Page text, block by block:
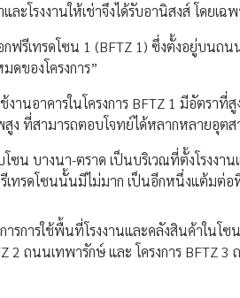
ละโรงงานให้เช่าจึงได้รับอานิสงส์ โดย
อกฟรีเทรดโซน 1 (BFTZ 1) ซึ่งตั้งอยู่บน
ดของโครงการ”
งานอาคารในโครงการ BFTZ 1 มีอัตร
ง ที่สามารถตอบโจทย์ได้หลากหลายอุตส
ซน บางนา-ตราด เป็นบริเวณที่ตั้งโรงง
รีเทรดโซนนั้นมีไม่มาก เป็นอีกหนึ่งแต้มต่
ารการใช้พื้นที่โรงงานและคลังสินค้าในโ
2 ถนนเทพารักษ์ และ โครงการ BFTZ 3